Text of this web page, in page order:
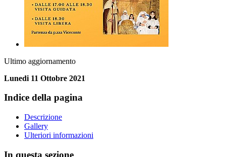
Ultimo aggiornamento
Lunedi 11 Ottobre 2021
Indice della pagina
Descrizione
Gallery
Ulteriori informazioni
In questa sezione